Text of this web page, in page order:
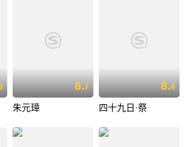
8.7
朱元璋
8.4
四十九日·祭